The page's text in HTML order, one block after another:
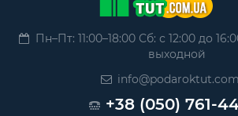
Пн–Пт: 11:00–18:00 Сб: с 12:00 до
выходной
+38 (050) 761-